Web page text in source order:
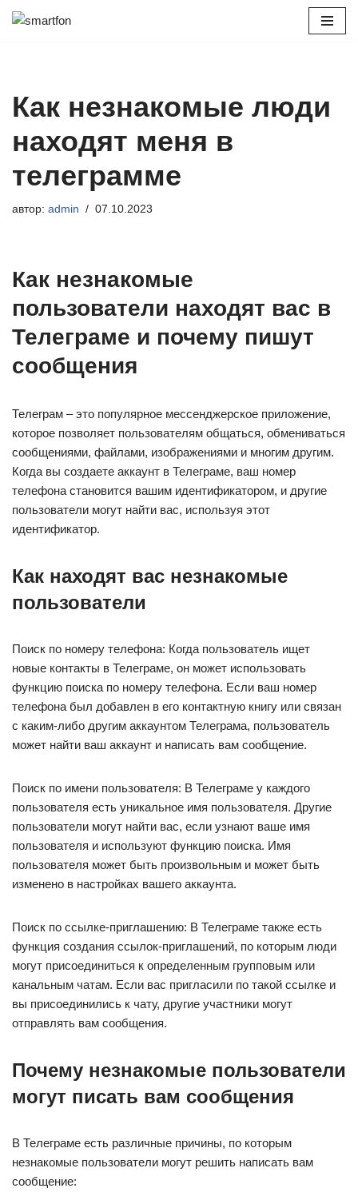
Как незнакомые люди
находят меня в
телеграмме
автор: admin 07.10.2023
Как незнакомые
пользователи находят вас в
Телеграме и почему пишут
сообщения
Телеграм – это популярное мессенджерское приложение,
которое позволяет пользователям общаться, обмениваться
сообщениями, файлами, изображениями и многим другим.
Когда вы создаете аккаунт в Телеграме, ваш номер
телефона становится вашим идентификатором, и другие
пользователи могут найти вас, используя этот
идентификатор.
Как находят вас незнакомые
пользователи
Поиск по номеру телефона: Когда пользователь ищет
новые контакты в Телеграме, он может использовать
функцию поиска по номеру телефона. Если ваш номер
телефона был добавлен в его контактную книгу или связан
с каким-либо другим аккаунтом Телеграма, пользователь
может найти ваш аккаунт и написать вам сообщение.
Поиск по имени пользователя: В Телеграме у каждого
пользователя есть уникальное имя пользователя. Другие
пользователи могут найти вас, если узнают ваше имя
пользователя и используют функцию поиска. Имя
пользователя может быть произвольным и может быть
изменено в настройках вашего аккаунта.
Поиск по ссылке-приглашению: В Телеграме также есть
функция создания ссылок-приглашений, по которым люди
могут присоединиться к определенным групповым или
канальным чатам. Если вас пригласили по такой ссылке и
вы присоединились к чату, другие участники могут
отправлять вам сообщения.
Почему незнакомые пользователи
могут писать вам сообщения
В Телеграме есть различные причины, по которым
незнакомые пользователи могут решить написать вам
сообщение: